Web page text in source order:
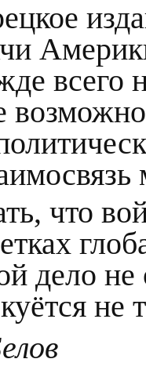
всего
что
дело
не